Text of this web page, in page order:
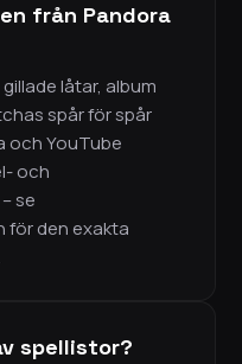
från Pandora
låtar, album
spår för spår
och YouTube
och
se
för den exakta
spellistor?